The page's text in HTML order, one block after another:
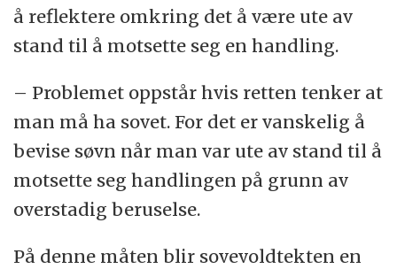
å reflektere omkring det å være ute av
stand til å motsette seg en handling.
– Problemet oppstår hvis retten tenker at
man må ha sovet. For det er vanskelig å
bevise søvn når man var ute av stand til å
motsette seg handlingen på grunn av
overstadig beruselse.
På denne måten blir sovevoldtekten en